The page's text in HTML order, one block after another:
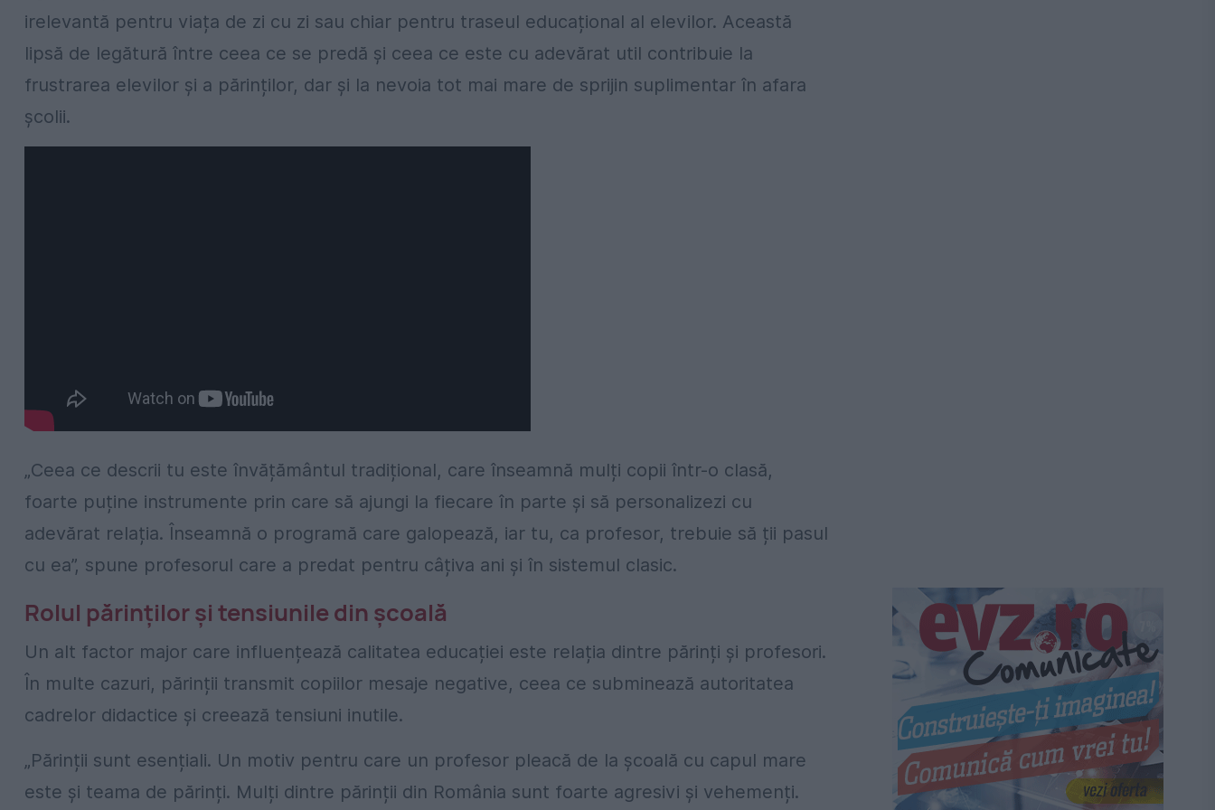
irelevantă pentru viața de zi cu zi sau chiar pentru traseul educațional al elevilor. Această
lipsă de legătură între ceea ce se predă și ceea ce este cu adevărat util contribuie la
frustrarea elevilor și a părinților, dar și la nevoia tot mai mare de sprijin suplimentar în afara
școlii.
„Ceea ce descrii tu este învățământul tradițional, care înseamnă mulți copii într-o clasă,
foarte puține instrumente prin care să ajungi la fiecare în parte și să personalizezi cu
adevărat relația. Înseamnă o programă care galopează, iar tu, ca profesor, trebuie să ții pasul
cu ea”, spune profesorul care a predat pentru câțiva ani și în sistemul clasic.
Rolul părinților și tensiunile din școală
Un alt factor major care influențează calitatea educației este relația dintre părinți și profesori.
În multe cazuri, părinții transmit copiilor mesaje negative, ceea ce subminează autoritatea
cadrelor didactice și creează tensiuni inutile.
„Părinții sunt esențiali. Un motiv pentru care un profesor pleacă de la școală cu capul mare
este și teama de părinți. Mulți dintre părinții din România sunt foarte agresivi și vehemenți.